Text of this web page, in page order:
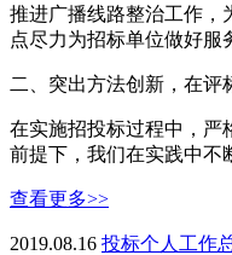
推进广播线路整治工作，
点尽力为招标单位做好服
二、突出方法创新，在评
在实施招投标过程中，严
前提下，我们在实践中不
查看更多>>
2019.08.16 投标个人工作